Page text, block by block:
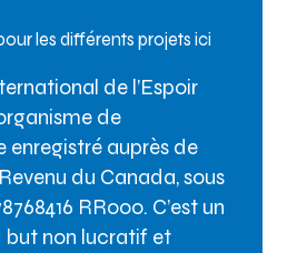
les différents projets ici
de l’Espoir
de
enregistré auprès de
du Canada, sous
RR000. C’est un
but non lucratif et